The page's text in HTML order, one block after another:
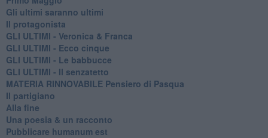
Gli ultimi saranno ultimi
Il protagonista
GLI ULTIMI - Veronica & Franca
GLI ULTIMI - Ecco cinque
GLI ULTIMI - Le babbucce
GLI ULTIMI - Il senzatetto
MATERIA RINNOVABILE Pensiero di Pasqua
Il partigiano
Alla fine
Una poesia & un racconto
Pubblicare humanum est